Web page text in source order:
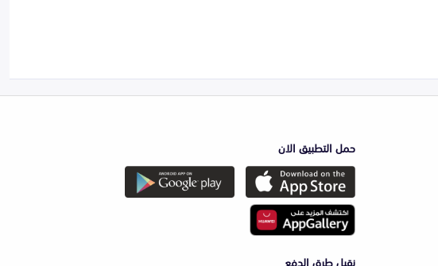
حمل التطبيق الان
نقبل طرق الدفع